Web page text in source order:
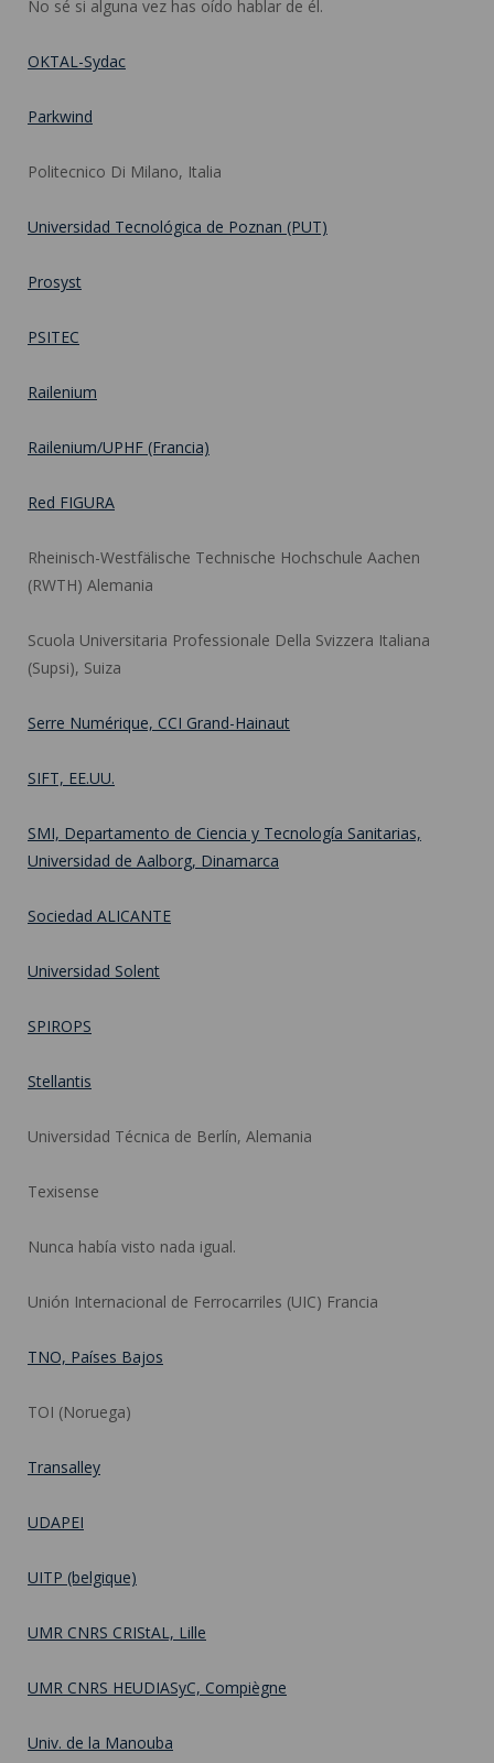
No sé si alguna vez has oído hablar de él.
OKTAL-Sydac
Parkwind
Politecnico Di Milano, Italia
Universidad Tecnológica de Poznan (PUT)
Prosyst
PSITEC
Railenium
Railenium/UPHF (Francia)
Red FIGURA
Rheinisch-Westfälische Technische Hochschule Aachen
(RWTH) Alemania
Scuola Universitaria Professionale Della Svizzera Italiana
(Supsi), Suiza
Serre Numérique, CCI Grand-Hainaut
SIFT, EE.UU.
SMI, Departamento de Ciencia y Tecnología Sanitarias,
Universidad de Aalborg, Dinamarca
Sociedad ALICANTE
Universidad Solent
SPIROPS
Stellantis
Universidad Técnica de Berlín, Alemania
Texisense
Nunca había visto nada igual.
Unión Internacional de Ferrocarriles (UIC) Francia
TNO, Países Bajos
TOI (Noruega)
Transalley
UDAPEI
UITP (belgique)
UMR CNRS CRIStAL, Lille
UMR CNRS HEUDIASyC, Compiègne
Univ. de la Manouba